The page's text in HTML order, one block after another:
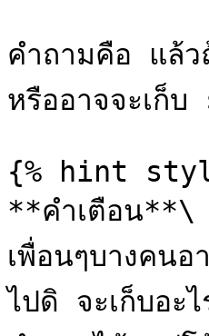
คำถามคือ แล้ว
หรืออาจจะเก็
{% hint
**คำเตือน**\
เพื่อนๆบางคน
ไปดิ จะเก็บอะ